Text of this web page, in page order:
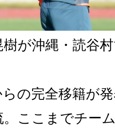
が沖縄・読谷
の完全移籍が
。ここまでチー